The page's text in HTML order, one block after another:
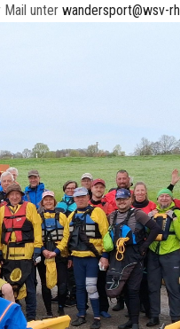
Mail unter wandersport@wsv-